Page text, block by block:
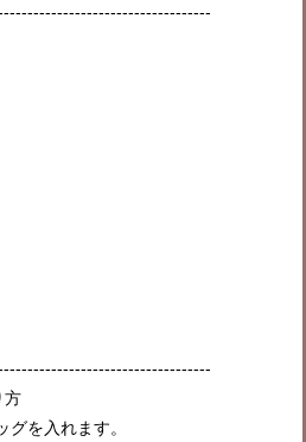
方
を入れます。